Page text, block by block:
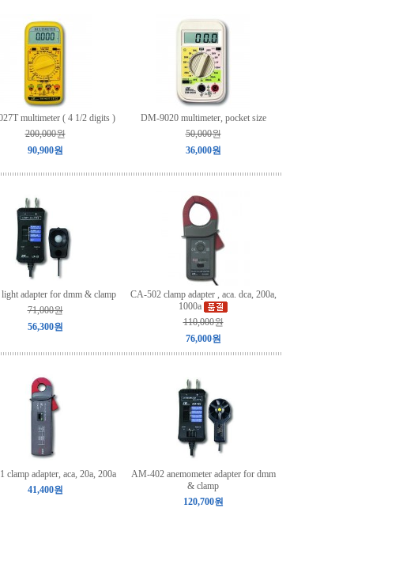
multimeter ( 4 1/2 digits )
200,000원
90,900원
DM-9020 multimeter, pocket size
50,000원
36,000원
adapter for dmm & clamp
71,000원
56,300원
CA-502 clamp adapter , aca. dca, 200a,
1000a
110,000원
76,000원
clamp adapter, aca, 20a, 200a
41,400원
AM-402 anemometer adapter for dmm
& clamp
120,700원